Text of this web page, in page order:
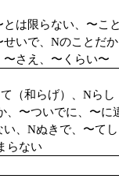
は限らない、〜こ
いで、 Nのことだか
さえ、〜くらい〜
（和らげ）、 Nらし
、〜ついでに、〜に
、 Nぬきで、〜て
らない